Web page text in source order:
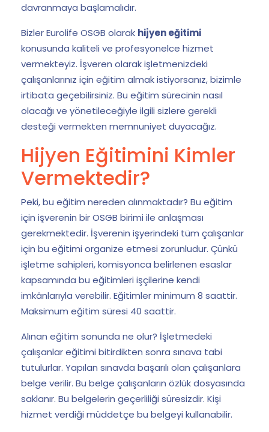
davranmaya başlamalıdır.
Bizler Eurolife OSGB olarak hijyen eğitimi
konusunda kaliteli ve profesyonelce hizmet
vermekteyiz. İşveren olarak işletmenizdeki
çalışanlarınız için eğitim almak istiyorsanız, bizimle
irtibata geçebilirsiniz. Bu eğitim sürecinin nasıl
olacağı ve yönetileceğiyle ilgili sizlere gerekli
desteği vermekten memnuniyet duyacağız.
Hijyen Eğitimini Kimler
Vermektedir?
Peki, bu eğitim nereden alınmaktadır? Bu eğitim
için işverenin bir OSGB birimi ile anlaşması
gerekmektedir. İşverenin işyerindeki tüm çalışanlar
için bu eğitimi organize etmesi zorunludur. Çünkü
işletme sahipleri, komisyonca belirlenen esaslar
kapsamında bu eğitimleri işçilerine kendi
imkânlarıyla verebilir. Eğitimler minimum 8 saattir.
Maksimum eğitim süresi 40 saattir.
Alınan eğitim sonunda ne olur? İşletmedeki
çalışanlar eğitimi bitirdikten sonra sınava tabi
tutulurlar. Yapılan sınavda başarılı olan çalışanlara
belge verilir. Bu belge çalışanların özlük dosyasında
saklanır. Bu belgelerin geçerliliği süresizdir. Kişi
hizmet verdiği müddetçe bu belgeyi kullanabilir.